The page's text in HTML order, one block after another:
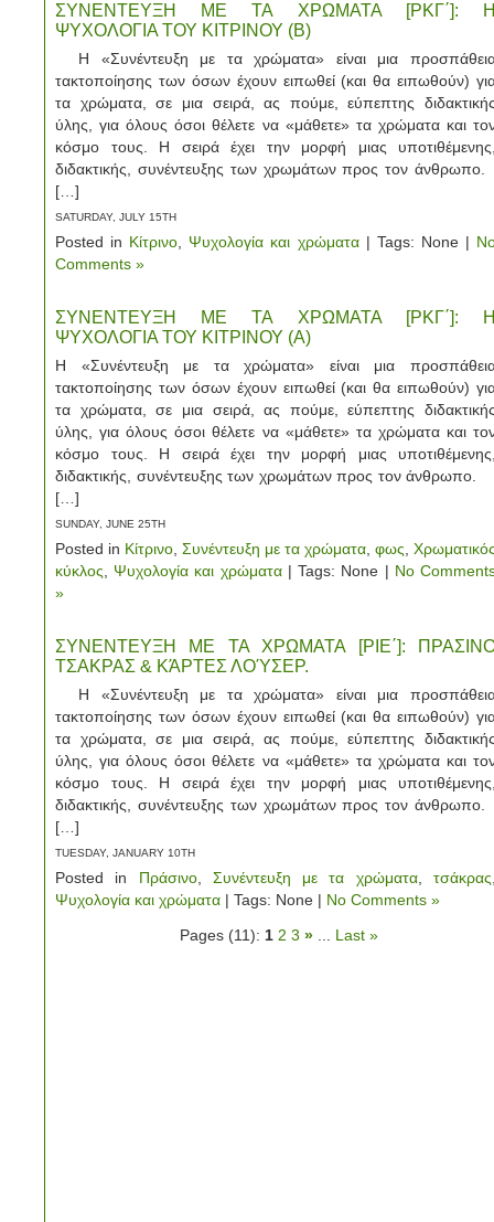
ΣΥΝΕΝΤΕΥΞΗ ΜΕ ΤΑ ΧΡΩΜΑΤΑ [ΡΚΓ΄]:
ΨΥΧΟΛΟΓΙΑ ΤΟΥ ΚΙΤΡΙΝΟΥ (Β)
Η «Συνέντευξη με τα χρώματα» είναι μια
τακτοποίησης των όσων έχουν ειπωθεί (και θα ειπωθούν)
τα χρώματα, σε μια σειρά, ας πούμε, εύπεπτης
ύλης, για όλους όσοι θέλετε να «μάθετε» τα χρώματα και
κόσμο τους. Η σειρά έχει την μορφή μιας
διδακτικής, συνέντευξης των χρωμάτων προς τον
[…]
SATURDAY, JULY 15TH
Posted in Κίτρινο Ψυχολογία και χρώματα| Tags: None |
Comments »
ΣΥΝΕΝΤΕΥΞΗ ΜΕ ΤΑ ΧΡΩΜΑΤΑ [ΡΚΓ΄]:
ΨΥΧΟΛΟΓΙΑ ΤΟΥ ΚΙΤΡΙΝΟΥ (Α)
Η «Συνέντευξη με τα χρώματα» είναι μια
τακτοποίησης των όσων έχουν ειπωθεί (και θα ειπωθούν)
τα χρώματα, σε μια σειρά, ας πούμε, εύπεπτης
ύλης, για όλους όσοι θέλετε να «μάθετε» τα χρώματα και
κόσμο τους. Η σειρά έχει την μορφή μιας
διδακτικής, συνέντευξης των χρωμάτων προς τον
[…]
SUNDAY, JUNE 25TH
Posted in Κίτρινο Συνέντευξη με τα χρώματα φως
κύκλος
Ψυχολογία και χρώματα| Tags: None | No
»
ΣΥΝΕΝΤΕΥΞΗ ΜΕ ΤΑ ΧΡΩΜΑΤΑ [ΡΙΕ΄]:
ΤΣΑΚΡΑΣ & ΚΆΡΤΕΣ ΛΟΎΣΕΡ.
Η «Συνέντευξη με τα χρώματα» είναι μια
τακτοποίησης των όσων έχουν ειπωθεί (και θα ειπωθούν)
τα χρώματα, σε μια σειρά, ας πούμε, εύπεπτης
ύλης, για όλους όσοι θέλετε να «μάθετε» τα χρώματα και
κόσμο τους. Η σειρά έχει την μορφή μιας
διδακτικής, συνέντευξης των χρωμάτων προς τον
[…]
TUESDAY, JANUARY 10TH
Posted in Πράσινο, Συνέντευξη με τα χρώματα,τσάκρας
Ψυχολογία και χρώματα | Tags: None | No Comments »
Pages (11): 1 2 3 »... Last »